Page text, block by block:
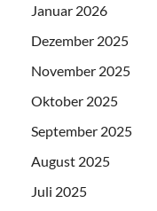
Januar 2026
Dezember 2025
November 2025
Oktober 2025
September 2025
August 2025
Juli 2025